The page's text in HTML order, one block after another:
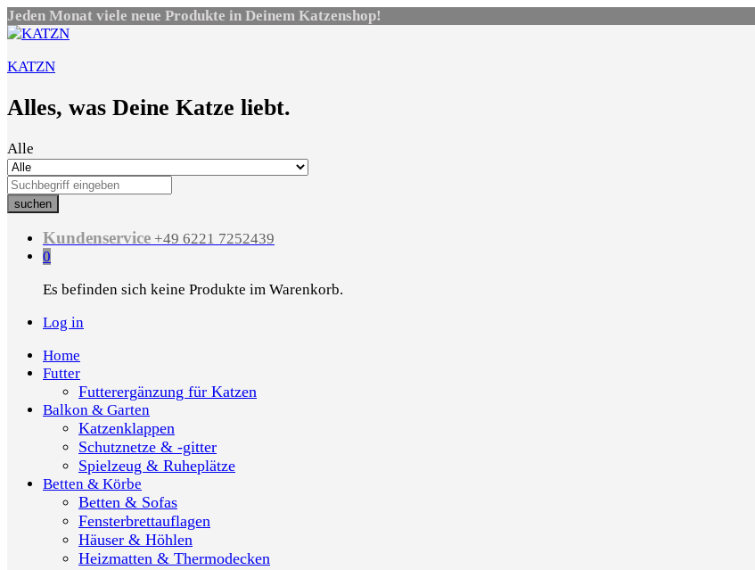
Jeden Monat viele neue Produkte in Deinem Katzenshop!
KATZN
Alles, was Deine Katze liebt.
Alle
suchen
Kundenservice +49 6221 7252439
0
Es befinden sich keine Produkte im Warenkorb.
Log in
Home
Futter
Futterergänzung für Katzen
Balkon & Garten
Katzenklappen
Schutznetze & -gitter
Spielzeug & Ruheplätze
Betten & Körbe
Betten & Sofas
Fensterbrettauflagen
Häuser & Höhlen
Heizmatten & Thermodecken